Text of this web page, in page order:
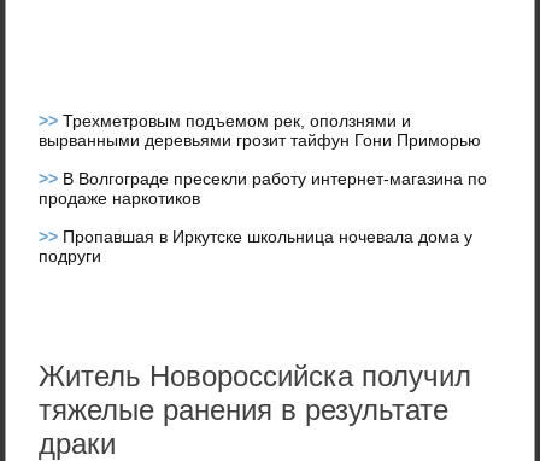
>>Трехметровым подъемом рек, оползнями и
вырванными деревьями грозит тайфун Гони Приморью
>> В Волгограде пресекли работу интернет-магазина по
продаже наркотиков
>> Пропавшая в Иркутске школьница ночевала дома у
подруги
Житель Новороссийска получил
тяжелые ранения в результате
драки